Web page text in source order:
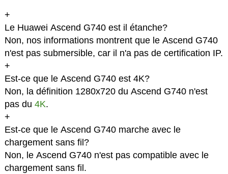
+
Le Huawei Ascend G740 est il étanche?
Non, nos informations montrent que le Ascend G740
n'est pas submersible, car il n'a pas de certification IP.
+
Est-ce que le Ascend G740 est 4K?
Non, la définition 1280x720 du Ascend G740 n'est
pas du 4K.
+
Est-ce que le Ascend G740 marche avec le
chargement sans fil?
Non, le Ascend G740 n'est pas compatible avec le
chargement sans fil.